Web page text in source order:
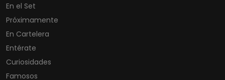
En el Set
Próximamente
En Cartelera
Entérate
Curiosidades
Famosos